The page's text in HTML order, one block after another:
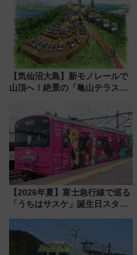
代が一日中楽しる夏のリゾート
を楽しんで
【気仙沼大島】新モノレールで
山頂へ！絶景の「亀山テラス
暇村のお得な日帰りプランも登
場
【2026年夏】富士急行線で巡る
「うちはサスケ」誕生日スタン
定グルメ＆グッズ徹底ガイド